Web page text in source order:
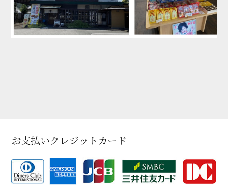
お支払いクレジットカード